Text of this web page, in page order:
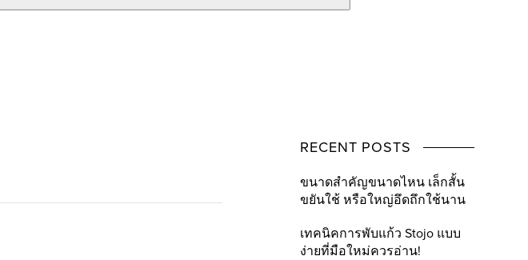
RECENT POSTS
ขนาดสำคัญขนาดไหน เล็กสั้น
ขยันใช้ หรือใหญ่อึดถึกใช้นาน
เทคนิคการพับแก้ว Stojo แบบ
ง่ายที่มือใหม่ควรอ่าน!